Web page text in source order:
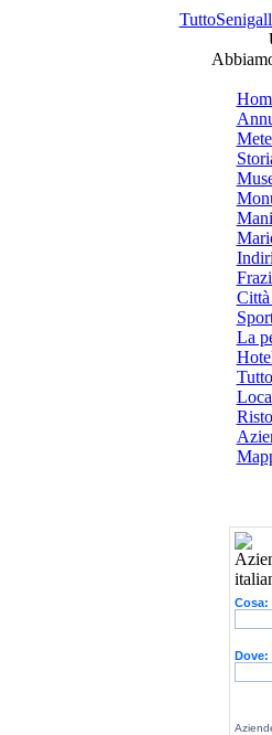
Città
La
Cosa:
Dove: